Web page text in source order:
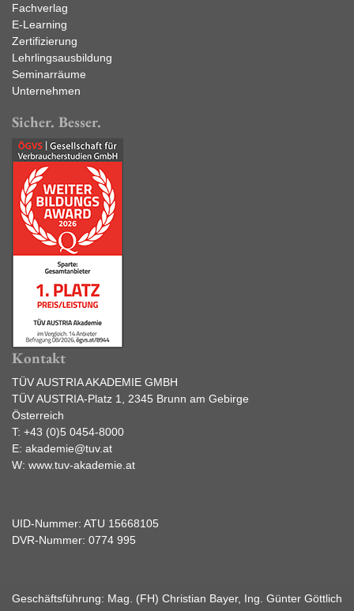
Fachverlag
E-Learning
Zertifizierung
Lehrlingsausbildung
Seminarräume
Unternehmen
Sicher. Besser.
Kontakt
TÜV AUSTRIA AKADEMIE GMBH
TÜV AUSTRIA-Platz 1, 2345 Brunn am Gebirge
Österreich
T: +43 (0)5 0454-8000
E: akademie@tuv.at
W: www.tuv-akademie.at
UID-Nummer: ATU 15668105
DVR-Nummer: 0774 995
Geschäftsführung: Mag. (FH) Christian Bayer, Ing. Günter Göttlich